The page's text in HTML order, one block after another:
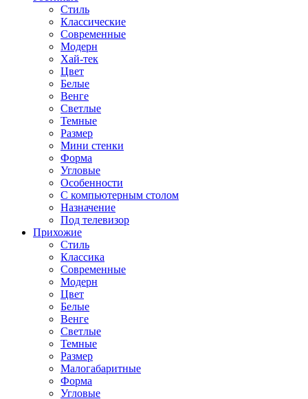
Стиль
Классические
Современные
Модерн
Хай-тек
Цвет
Белые
Венге
Светлые
Темные
Размер
Мини стенки
Форма
Угловые
Особенности
С компьютерным столом
Назначение
Под телевизор
Прихожие
Стиль
Классика
Современные
Модерн
Цвет
Белые
Венге
Светлые
Темные
Размер
Малогабаритные
Форма
Угловые